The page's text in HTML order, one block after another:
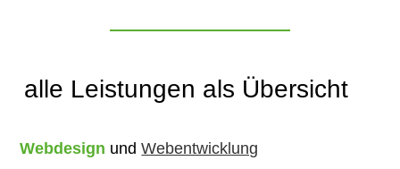
alle Leistungen als Übersicht
Webdesign undWebentwicklung